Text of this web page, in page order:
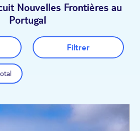
Nouvelles Frontières au
Portugal
Filtrer